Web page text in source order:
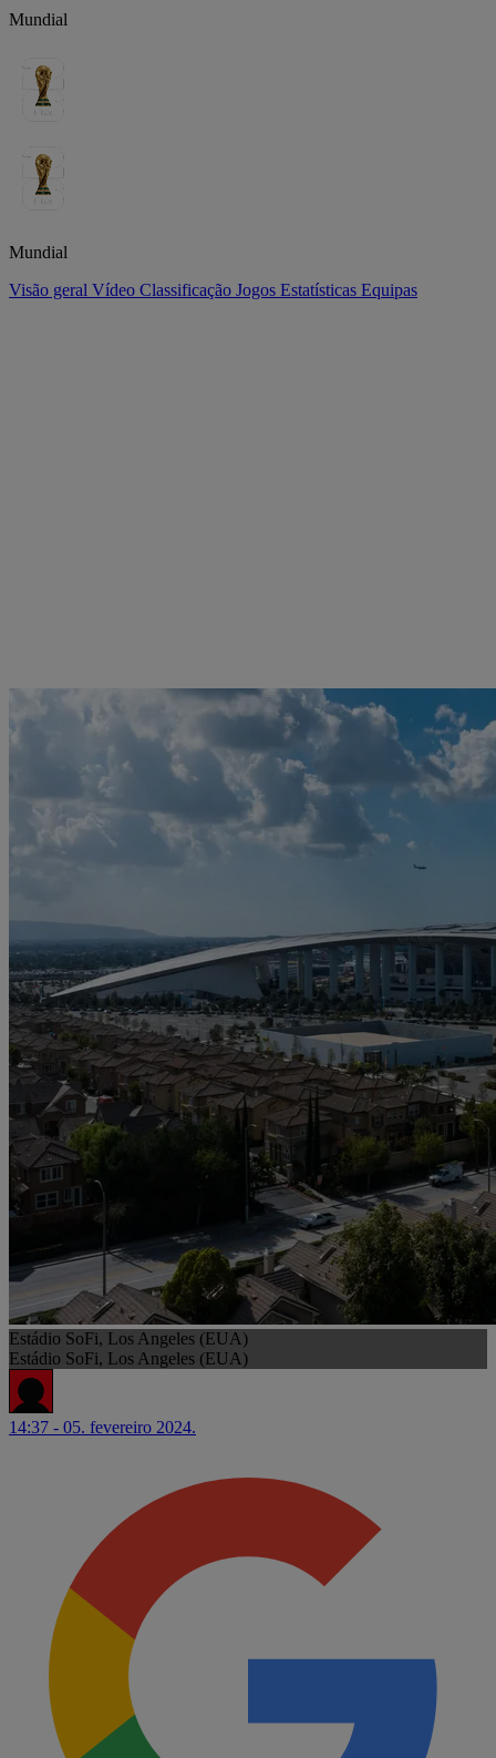
Mundial
Mundial
Visão geral Vídeo Classificação Jogos Estatísticas Equipas
Estádio SoFi, Los Angeles (EUA)
Estádio SoFi, Los Angeles (EUA)
14:37 - 05. fevereiro 2024.